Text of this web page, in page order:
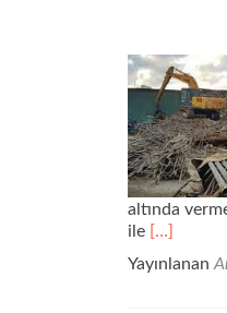
altında
ile Daha
[…]
Yayınlanan
Yazı